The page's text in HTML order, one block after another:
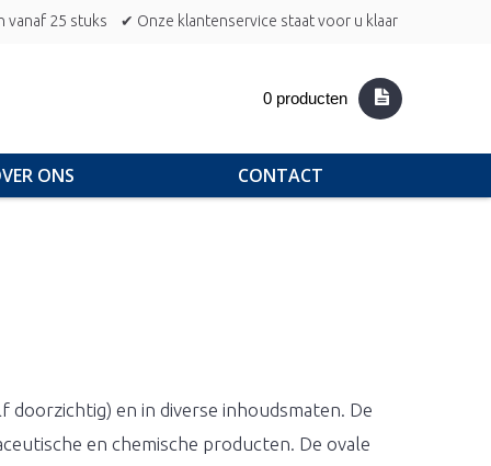
vanaf 25 stuks ✔ Onze klantenservice staat voor u klaar
0 producten
ONS CONTACT
en in diverse inhoudsmaten. De
en chemische producten. De ovale